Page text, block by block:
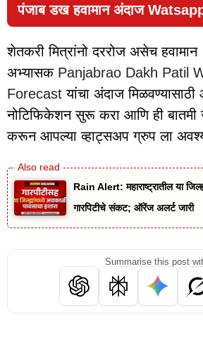
पंजाब डख हवामान अंदाज
शेतकरी मित्रांनो दररोज असेच हवामान
अभ्यासक Panjabrao Dakh Patil
Forecastयांचा अंदाज
नोटिफिकेशन सुरू करा आणि ही बातमी
करून आपल्या व्हाट्सअप ग्रुप ला अवश्य
Rain Alert: महाराष्ट्रातील या
गारपिटीचे संकट; ऑरेंज अलर्ट जारी
Summarise this post